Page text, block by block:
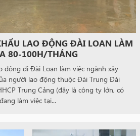
LAO ĐỘNG ĐÀI LOAN LÀM
80-100H/THÁNG
động đi Đài Loan làm việc ngành xây
người lao động thuộc Đài Trung Đài
Trung Cảng (đây là công ty lớn, có
làm việc tại...